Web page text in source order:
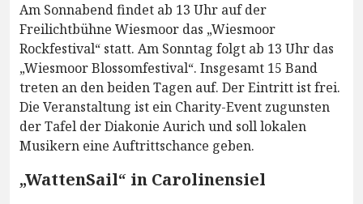
Am Sonnabend findet ab 13 Uhr auf der
Freilichtbühne Wiesmoor das „Wiesmoor
Rockfestival“ statt. Am Sonntag folgt ab 13 Uhr das
„Wiesmoor Blossomfestival“. Insgesamt 15 Band
treten an den beiden Tagen auf. Der Eintritt ist frei.
Die Veranstaltung ist ein Charity-Event zugunsten
der Tafel der Diakonie Aurich und soll lokalen
Musikern eine Auftrittschance geben.
„WattenSail“ in Carolinensiel